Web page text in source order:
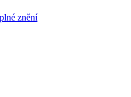
znění